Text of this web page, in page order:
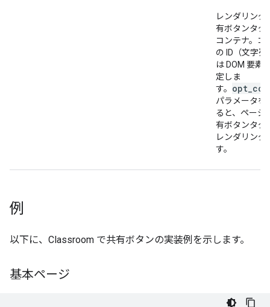
レンダリング
有ボタンタグ
コンテナ。コ
の ID（文字列
は DOM 要素
定しま
す。
パラメータを
ると、ページ
有ボタンタグ
レンダリング
す。
例
以下に、Classroom で共有ボタンの実装例を示します。
基本ページ